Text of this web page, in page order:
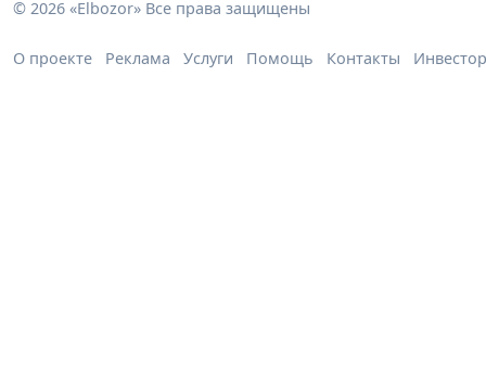
© 2026 «Elbozor» Все права защищены
О проекте Реклама Услуги Помощь Контакты